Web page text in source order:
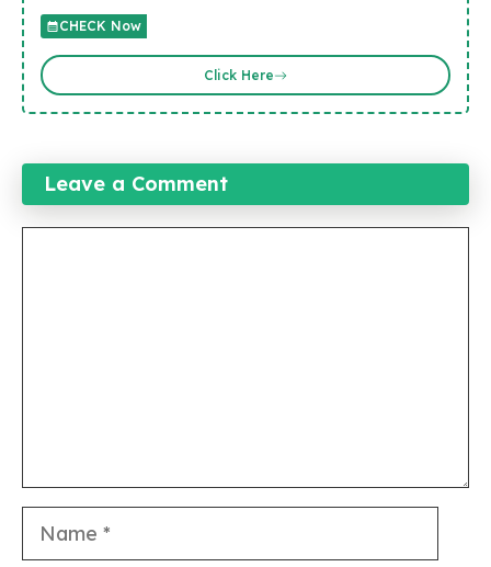
CHECK Now
Click Here
Leave a Comment
Name